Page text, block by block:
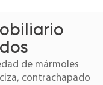
de mármoles
contrachapado